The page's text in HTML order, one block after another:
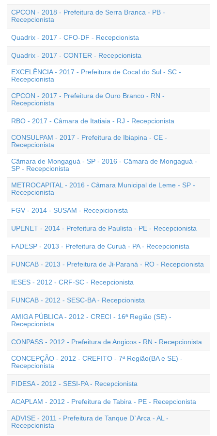
CPCON - 2018 - Prefeitura de Serra Branca - PB -
Recepcionista
Quadrix - 2017 - CFO-DF - Recepcionista
Quadrix - 2017 - CONTER - Recepcionista
EXCELÊNCIA - 2017 - Prefeitura de Cocal do Sul - SC -
Recepcionista
CPCON - 2017 - Prefeitura de Ouro Branco - RN -
Recepcionista
RBO - 2017 - Câmara de Itatiaia - RJ - Recepcionista
CONSULPAM - 2017 - Prefeitura de Ibiapina - CE -
Recepcionista
Câmara de Mongaguá - SP - 2016 - Câmara de Mongaguá -
SP - Recepcionista
METROCAPITAL - 2016 - Câmara Municipal de Leme - SP -
Recepcionista
FGV - 2014 - SUSAM - Recepicionista
UPENET - 2014 - Prefeitura de Paulista - PE - Recepcionista
FADESP - 2013 - Prefeitura de Curuá - PA - Recepcionista
FUNCAB - 2013 - Prefeitura de Ji-Paraná - RO - Recepcionista
IESES - 2012 - CRF-SC - Recepcionista
FUNCAB - 2012 - SESC-BA - Recepcionista
AMIGA PÚBLICA - 2012 - CRECI - 16ª Região (SE) -
Recepcionista
CONPASS - 2012 - Prefeitura de Angicos - RN - Recepcionista
CONCEPÇÃO - 2012 - CREFITO - 7ª Região(BA e SE) -
Recepcionista
FIDESA - 2012 - SESI-PA - Recepcionista
ACAPLAM - 2012 - Prefeitura de Tabira - PE - Recepcionista
ADVISE - 2011 - Prefeitura de Tanque D`Arca - AL -
Recepcionista